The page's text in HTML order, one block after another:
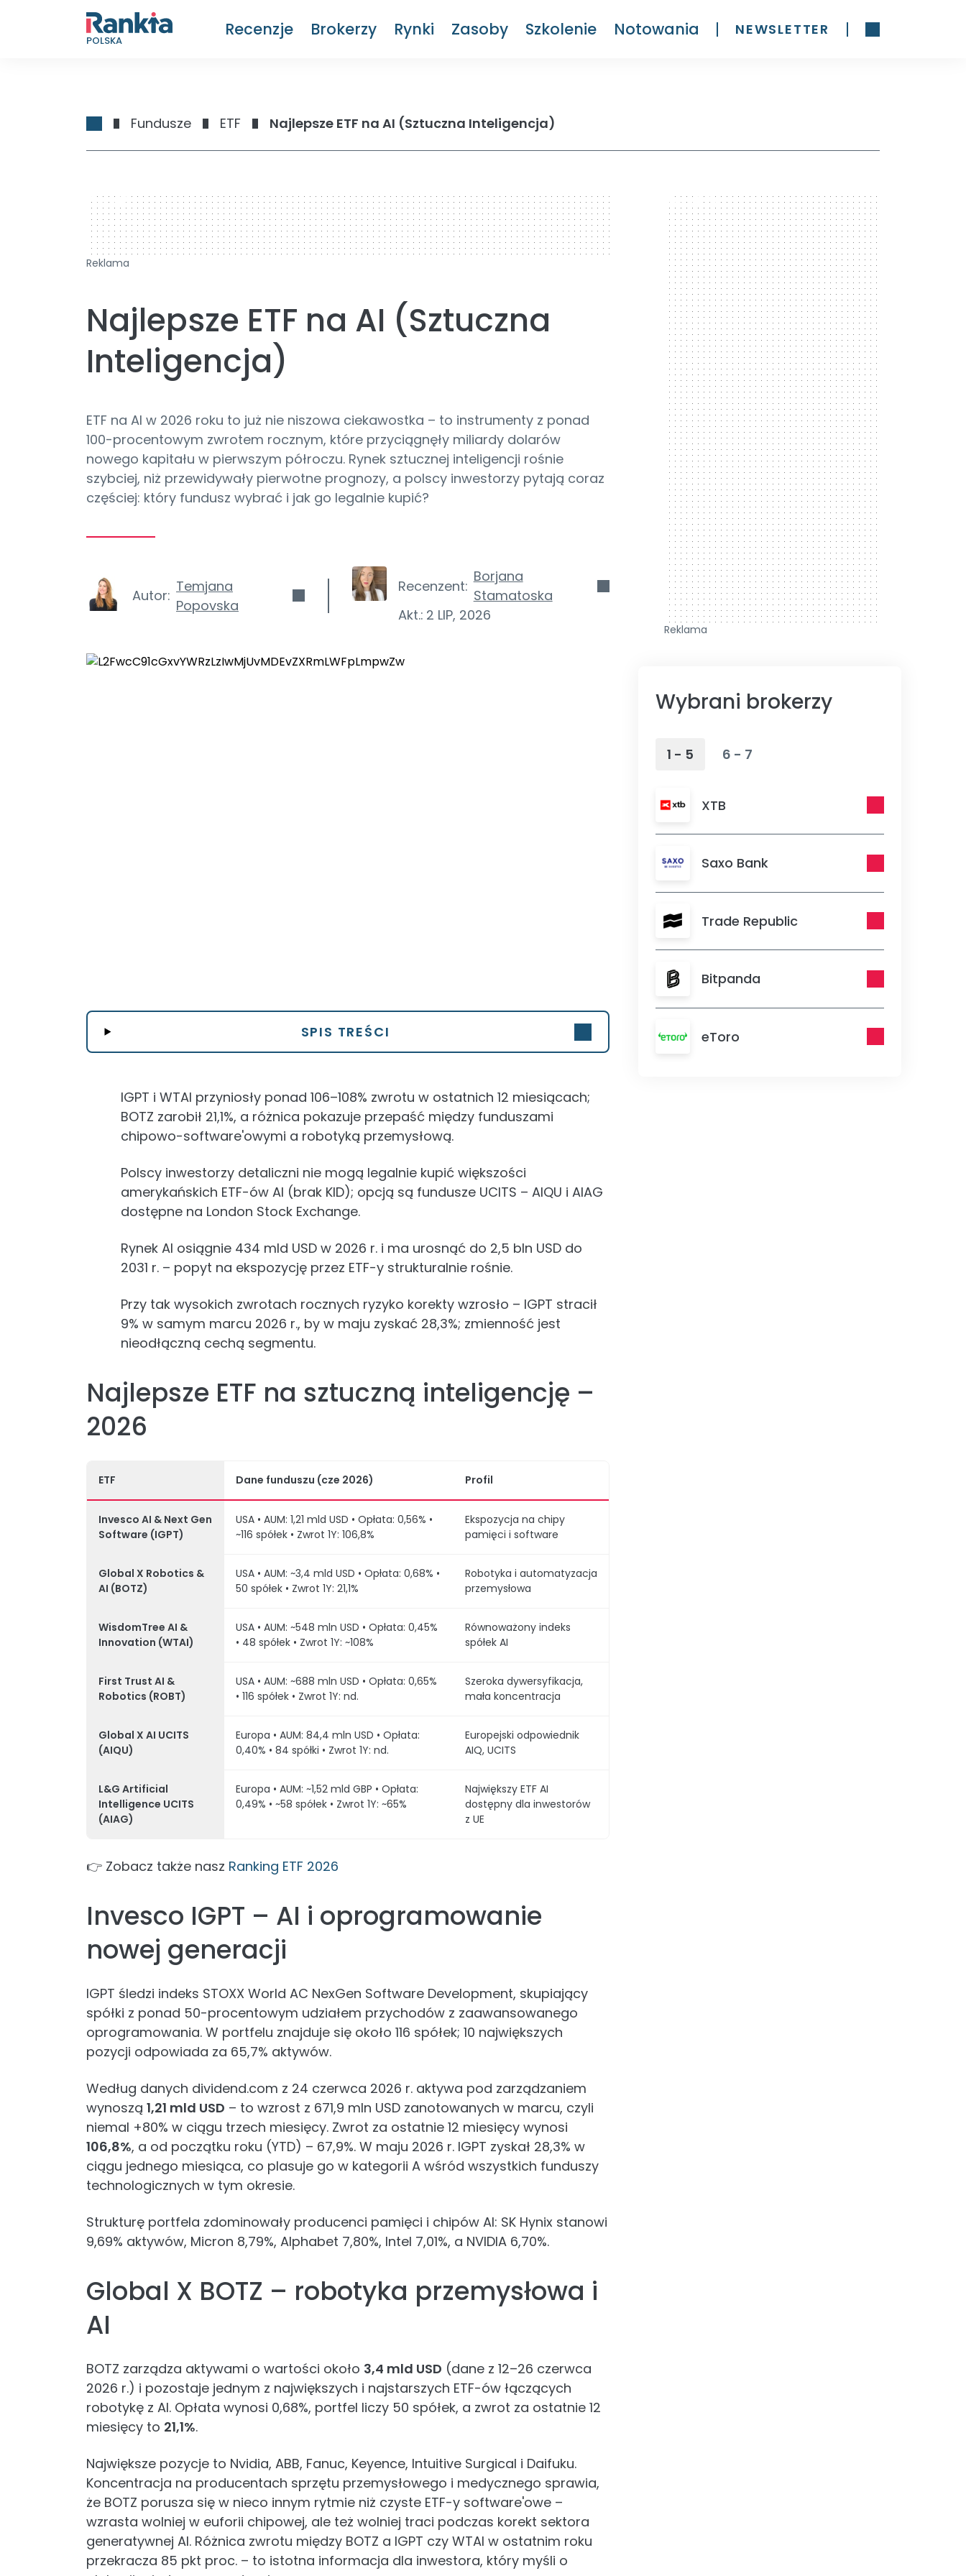
POLSKA
Recenzje Brokerzy Rynki Zasoby Szkolenie Notowania NEWSLETTER
Fundusze ETF Najlepsze ETF na AI (Sztuczna Inteligencja)
728 x 90
Reklama
Najlepsze ETF na AI (Sztuczna
Inteligencja)
ETF na AI w 2026 roku to już nie niszowa ciekawostka – to instrumenty z ponad
100-procentowym zwrotem rocznym, które przyciągnęły miliardy dolarów
nowego kapitału w pierwszym półroczu. Rynek sztucznej inteligencji rośnie
szybciej, niż przewidywały pierwotne prognozy, a polscy inwestorzy pytają coraz
częściej: który fundusz wybrać i jak go legalnie kupić?
Autor:
Temjana
Popovska
Recenzent:
Borjana
Stamatoska
Akt.: 2 LIP, 2026
SPIS TREŚCI
IGPT i WTAI przyniosły ponad 106–108% zwrotu w ostatnich 12 miesiącach;
BOTZ zarobił 21,1%, a różnica pokazuje przepaść między funduszami
chipowo-software'owymi a robotyką przemysłową.
Polscy inwestorzy detaliczni nie mogą legalnie kupić większości
amerykańskich ETF-ów AI (brak KID); opcją są fundusze UCITS – AIQU i AIAG
dostępne na London Stock Exchange.
Rynek AI osiągnie 434 mld USD w 2026 r. i ma urosnąć do 2,5 bln USD do
2031 r. – popyt na ekspozycję przez ETF-y strukturalnie rośnie.
Przy tak wysokich zwrotach rocznych ryzyko korekty wzrosło – IGPT stracił
9% w samym marcu 2026 r., by w maju zyskać 28,3%; zmienność jest
nieodłączną cechą segmentu.
Najlepsze ETF na sztuczną inteligencję –
2026
ETF Dane funduszu (cze 2026) Profil
Invesco AI & Next Gen
Software (IGPT)
USA • AUM: 1,21 mld USD • Opłata: 0,56% •
~116 spółek • Zwrot 1Y: 106,8%
Ekspozycja na chipy
pamięci i software
Global X Robotics &
AI (BOTZ)
USA • AUM: ~3,4 mld USD • Opłata: 0,68% •
50 spółek • Zwrot 1Y: 21,1%
Robotyka i automatyzacja
przemysłowa
WisdomTree AI &
Innovation (WTAI)
USA • AUM: ~548 mln USD • Opłata: 0,45%
• 48 spółek • Zwrot 1Y: ~108%
Równoważony indeks
spółek AI
First Trust AI &
Robotics (ROBT)
USA • AUM: ~688 mln USD • Opłata: 0,65%
• 116 spółek • Zwrot 1Y: nd.
Szeroka dywersyfikacja,
mała koncentracja
Global X AI UCITS
(AIQU)
Europa • AUM: 84,4 mln USD • Opłata:
0,40% • 84 spółki • Zwrot 1Y: nd.
Europejski odpowiednik
AIQ, UCITS
L&G Artificial
Intelligence UCITS
(AIAG)
Europa • AUM: ~1,52 mld GBP • Opłata:
0,49% • ~58 spółek • Zwrot 1Y: ~65%
Największy ETF AI
dostępny dla inwestorów
z UE
👉 Zobacz także nasz Ranking ETF 2026
Invesco IGPT – AI i oprogramowanie
nowej generacji
IGPT śledzi indeks STOXX World AC NexGen Software Development, skupiający
spółki z ponad 50-procentowym udziałem przychodów z zaawansowanego
oprogramowania. W portfelu znajduje się około 116 spółek; 10 największych
pozycji odpowiada za 65,7% aktywów.
Według danych dividend.com z 24 czerwca 2026 r. aktywa pod zarządzaniem
wynoszą 1,21 mld USD – to wzrost z 671,9 mln USD zanotowanych w marcu, czyli
niemal +80% w ciągu trzech miesięcy. Zwrot za ostatnie 12 miesięcy wynosi
106,8%, a od początku roku (YTD) – 67,9%. W maju 2026 r. IGPT zyskał 28,3% w
ciągu jednego miesiąca, co plasuje go w kategorii A wśród wszystkich funduszy
technologicznych w tym okresie.
Strukturę portfela zdominowały producenci pamięci i chipów AI: SK Hynix stanowi
9,69% aktywów, Micron 8,79%, Alphabet 7,80%, Intel 7,01%, a NVIDIA 6,70%.
Global X BOTZ – robotyka przemysłowa i
AI
BOTZ zarządza aktywami o wartości około 3,4 mld USD (dane z 12–26 czerwca
2026 r.) i pozostaje jednym z największych i najstarszych ETF-ów łączących
robotykę z AI. Opłata wynosi 0,68%, portfel liczy 50 spółek, a zwrot za ostatnie 12
miesięcy to 21,1%.
Największe pozycje to Nvidia, ABB, Fanuc, Keyence, Intuitive Surgical i Daifuku.
Koncentracja na producentach sprzętu przemysłowego i medycznego sprawia,
że BOTZ porusza się w nieco innym rytmie niż czyste ETF-y software'owe –
wzrasta wolniej w euforii chipowej, ale też wolniej traci podczas korekt sektora
generatywnej AI. Różnica zwrotu między BOTZ a IGPT czy WTAI w ostatnim roku
przekracza 85 pkt proc. – to istotna informacja dla inwestora, który myśli o
300 x 600
Reklama
Wybrani brokerzy
1 - 5 6 - 7
XTB
Saxo Bank
Trade Republic
Bitpanda
eToro